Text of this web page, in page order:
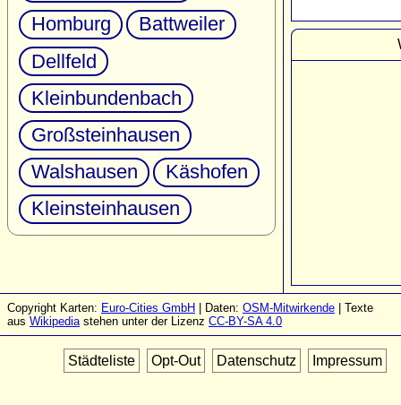
Homburg
Battweiler
Dellfeld
Kleinbundenbach
Großsteinhausen
Walshausen
Käshofen
Kleinsteinhausen
Copyright Karten: Euro-Cities GmbH | Daten: OSM-Mitwirkende | Texte
aus Wikipediastehen unter der Lizenz CC-BY-SA 4.0
Städteliste Opt-Out Datenschutz Impressum